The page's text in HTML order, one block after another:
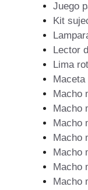
Juego
Kit
Lector
Lima
Maceta
Macho
Macho
Macho
Macho
Macho
Macho
Macho